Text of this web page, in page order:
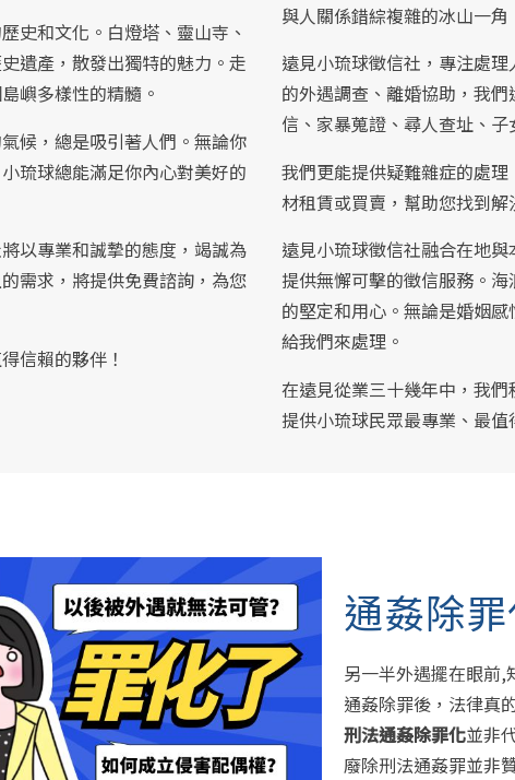
史和文化。白燈塔、靈山寺、
遺產，散發出獨特的魅力。走
嶼多樣性的精髓。
候，總是吸引著人們。無論你
琉球總能滿足你內心對美好的
以專業和誠摯的態度，竭誠為
需求，將提供免費諮詢，為您
信賴的夥伴！
與人關係錯綜複雜的冰山一角
遠見小琉球徵信社，專注處
的外遇調查、離婚協助，我
信、家暴蒐證、尋人查址、
我們更能提供疑難雜症的處
材租賃或買賣，幫助您找到
遠見小琉球徵信社融合在地
提供無懈可擊的徵信服務。
的堅定和用心。無論是婚姻
給我們來處理。
在遠見從業三十幾年中，我
提供小琉球民眾最專業、最
通姦除
另一半外遇擺在眼前,
通姦除罪後，法律真
刑法通姦除罪化並非
廢除刑法通姦罪並非